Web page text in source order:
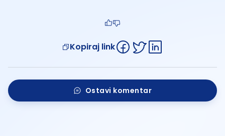
Kopiraj link
Ostavi komentar